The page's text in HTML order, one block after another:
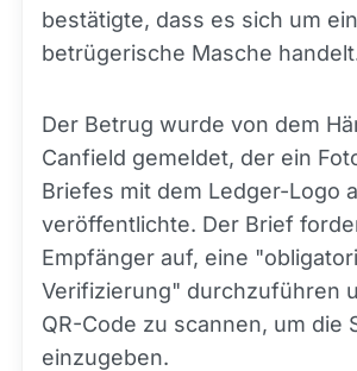
bestätigte, dass es sich um
betrügerische Masche
Der Betrug wurde von dem
Canfield gemeldet, der ein
Briefes mit dem Ledger-Logo
veröffentlichte. Der Brief
Empfänger auf, eine
Verifizierung" durchzuführen
QR-Code zu scannen, um die
einzugeben.